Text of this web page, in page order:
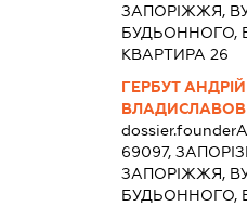
ЗАПОРІЖЖЯ,
БУДЬОННОГО,
КВАРТИРА 26
ГЕРБУТ АНДРІЙ
69097,
ЗАПОРІЖЖЯ,
БУДЬОННОГО,